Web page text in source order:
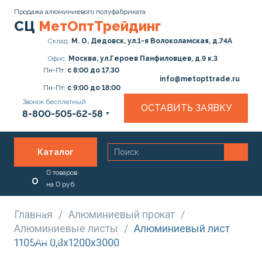
Продажа алюминиевого полуфабриката
СЦ МетОптТрейдинг
Склад: М. О, Дедовск, ул.1-я Волоколамская, д.74А
Офис: Москва, ул.Героев Панфиловцев, д.9 к.3
Пн-Пт: с 8:00 до 17.30
Пн-Пт: с 9:00 до 18:00
info@metopttrade.ru
Звонок бесплатный
8-800-505-62-58
ОСТАВИТЬ ЗАЯВКУ
Каталог
О
нас
Услуги
0 товаров
на 0 руб.
Главная / Алюминиевый прокат /
Алюминиевые листы
/ Алюминиевый лист
1105Ан 0,8х1200х3000